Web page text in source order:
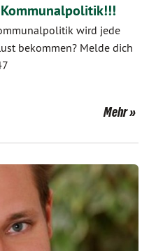
wird jede
bekommen? Melde dich
Mehr